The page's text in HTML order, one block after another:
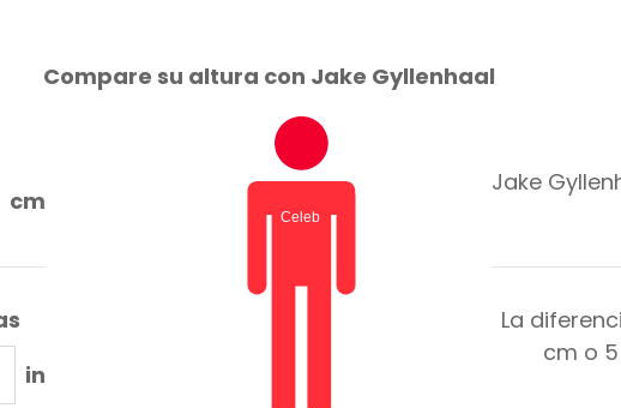
Compare su altura con Jake Gyllenhaal
cm
in
Jake
La
cm o 5